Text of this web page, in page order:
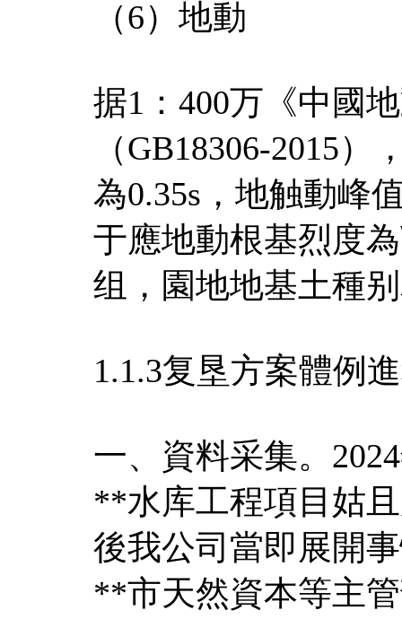
（6）地動
据1：400万《中國
（GB18306-2015
為0.35s，地触動峰
于應地動根基烈度
组，園地地基土種
1.1.3复垦方案體例
一、資料采集。
**水库工程項目姑
後我公司當即展開
**市天然資本等主